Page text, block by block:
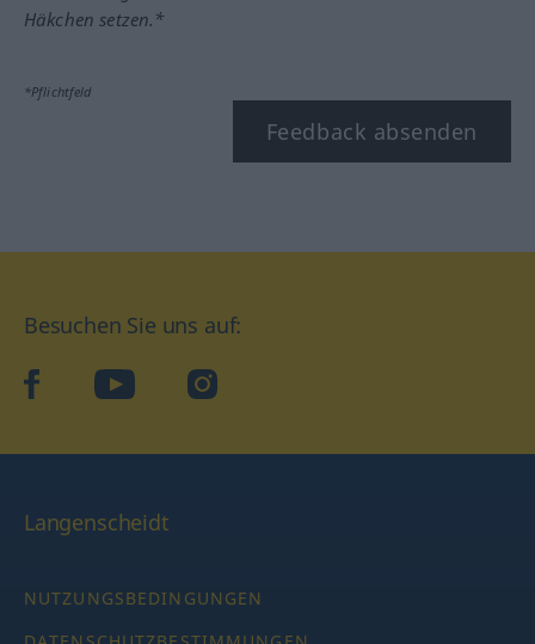
Häkchen setzen.*
*Pflichtfeld
Feedback absenden
Besuchen Sie uns auf:
facebookYouTube Instagram
Langenscheidt
NUTZUNGSBEDINGUNGEN